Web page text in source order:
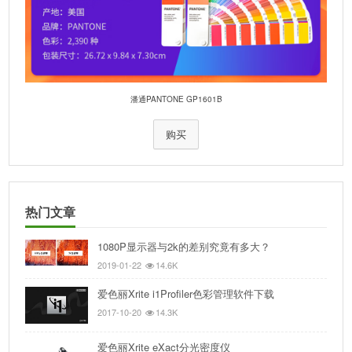
潘通PANTONE GP1601B
购买
热门文章
1080P显示器与2k的差别究竟有多大？
2019-01-22 14.6K
爱色丽Xrite i1Profiler色彩管理软件下载
2017-10-20 14.3K
爱色丽Xrite eXact分光密度仪